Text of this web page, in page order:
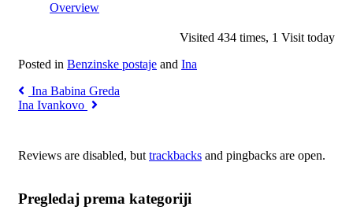
Overview
Visited 434 times, 1 Visit today
Posted in Benzinske postaje and Ina
Ina Babina Greda
Ina Ivankovo
Reviews are disabled, buttrackbacks and pingbacks are open.
Pregledaj prema kategoriji